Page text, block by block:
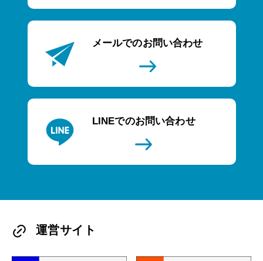
メールでのお問い合わせ
LINEでのお問い合わせ
運営サイト